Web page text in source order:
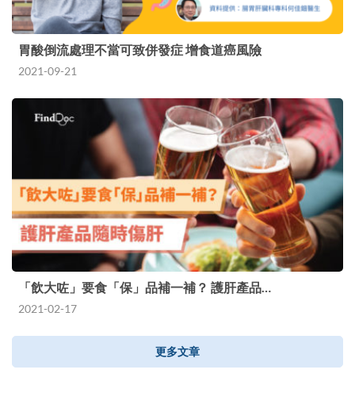
胃酸倒流處理不當可致併發症 增食道癌風險
2021-09-21
「飲大咗」要食「保」品補一補？ 護肝產品…
2021-02-17
更多文章